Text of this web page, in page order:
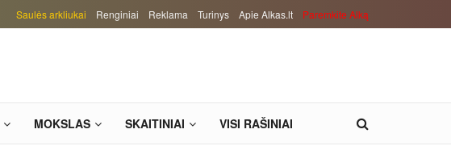
Saulės arkliukai Renginiai Reklama Turinys Apie Alkas.lt Paremkite Alką
MOKSLAS SKAITINIAI VISI RAŠINIAI